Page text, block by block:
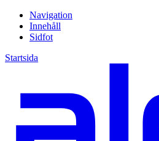
Navigation
Innehåll
Sidfot
Startsida